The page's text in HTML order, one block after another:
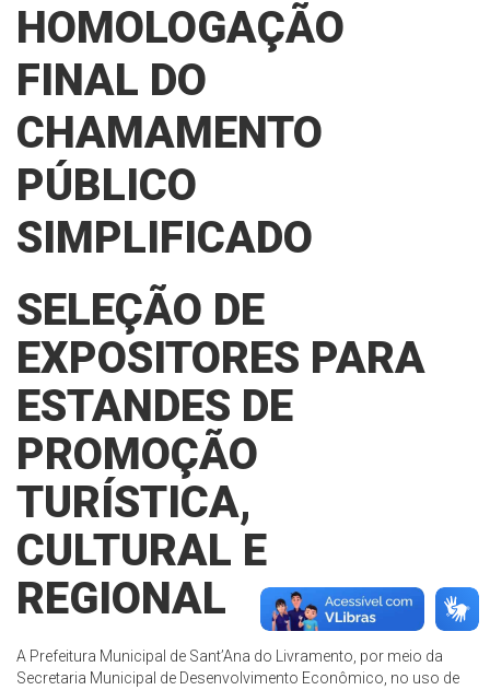
HOMOLOGAÇÃO
FINAL DO
CHAMAMENTO
PÚBLICO
SIMPLIFICADO
SELEÇÃO DE
EXPOSITORES PARA
ESTANDES DE
PROMOÇÃO
TURÍSTICA,
CULTURAL E
REGIONAL
A Prefeitura Municipal de Sant’Ana do Livramento, por meio da
Secretaria Municipal de Desenvolvimento Econômico, no uso de